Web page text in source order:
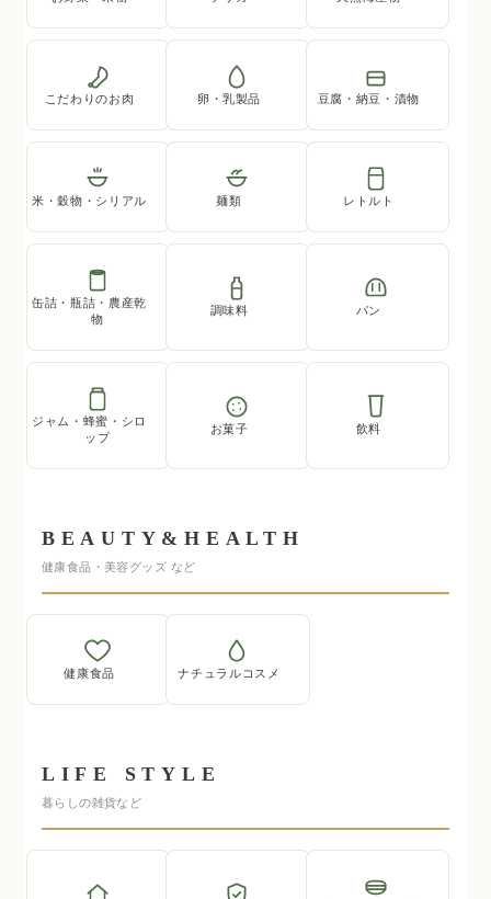
こだわりのお肉 卵・乳製品 豆腐・納豆・漬物
米・穀物・シリアル 麺類 レトルト
缶詰・瓶詰・農産乾
物
調味料 パン
ジャム・蜂蜜・シロ
ップ
お菓子 飲料
BEAUTY&HEALTH
健康食品・美容グッズ など
健康食品 ナチュラルコスメ
LIFE STYLE
暮らしの雑貨など